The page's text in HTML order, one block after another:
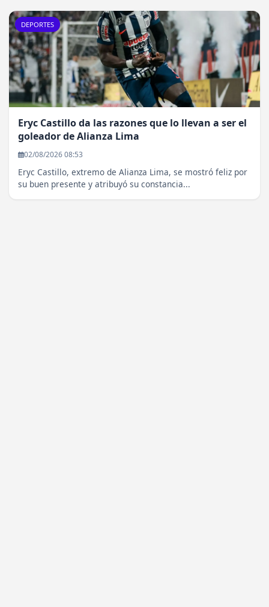
DEPORTES
Eryc Castillo da las razones que lo llevan a ser el
goleador de Alianza Lima
02/08/2026 08:53
Eryc Castillo, extremo de Alianza Lima, se mostró feliz por
su buen presente y atribuyó su constancia...